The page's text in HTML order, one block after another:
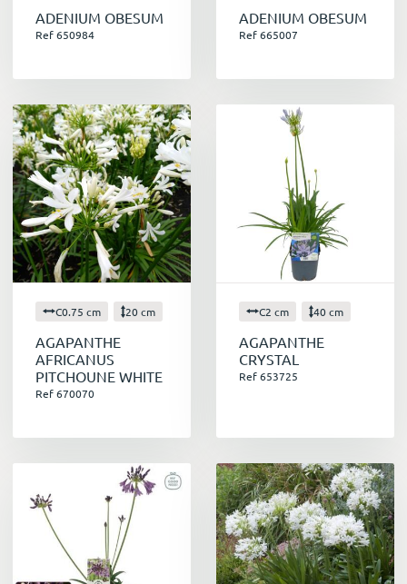
ADENIUM OBESUM
Ref 650984
ADENIUM OBESUM
Ref 665007
C0.75 cm 20 cm
AGAPANTHE
AFRICANUS
PITCHOUNE WHITE
Ref 670070
C2 cm 40 cm
AGAPANTHE
CRYSTAL
Ref 653725